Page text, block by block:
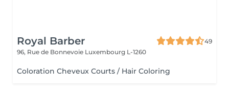
Royal Barber
49
96, Rue de Bonnevoie Luxembourg L-1260
Coloration Cheveux Courts / Hair Coloring